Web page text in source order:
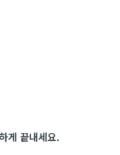
게 끝내세요.